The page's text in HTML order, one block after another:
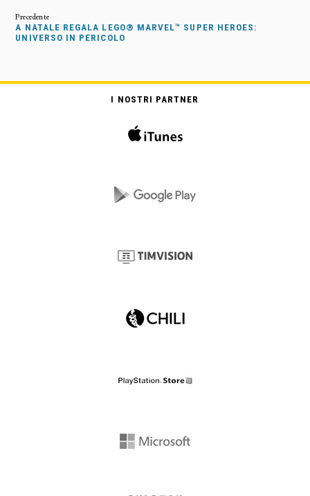
A NATALE REGALA LEGO® MARVEL™ SUPER HEROES:
UNIVERSO IN PERICOLO
I NOSTRI PARTNER